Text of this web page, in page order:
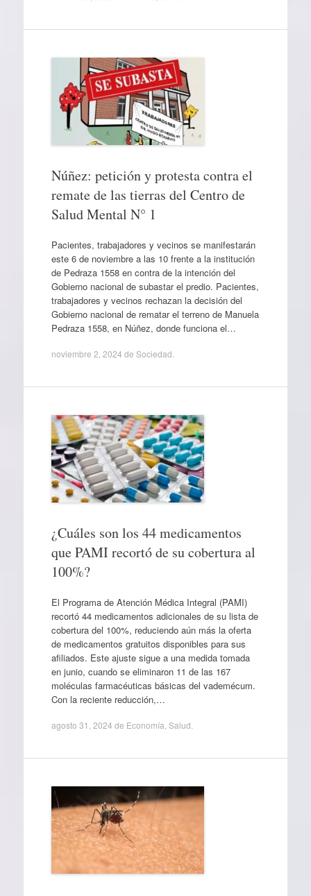
Núñez: petición y protesta contra el
remate de las tierras del Centro de
Salud Mental N° 1
Pacientes, trabajadores y vecinos se manifestarán
este 6 de noviembre a las 10 frente a la institución
de Pedraza 1558 en contra de la intención del
Gobierno nacional de subastar el predio. Pacientes,
trabajadores y vecinos rechazan la decisión del
Gobierno nacional de rematar el terreno de Manuela
Pedraza 1558, en Núñez, donde funciona el…
noviembre 2, 2024 de Sociedad
¿Cuáles son los 44 medicamentos
que PAMI recortó de su cobertura al
100%?
El Programa de Atención Médica Integral (PAMI)
recortó 44 medicamentos adicionales de su lista de
cobertura del 100%, reduciendo aún más la oferta
de medicamentos gratuitos disponibles para sus
afiliados. Este ajuste sigue a una medida tomada
en junio, cuando se eliminaron 11 de las 167
moléculas farmacéuticas básicas del vademécum.
Con la reciente reducción,…
agosto 31, 2024 de Economía Salud